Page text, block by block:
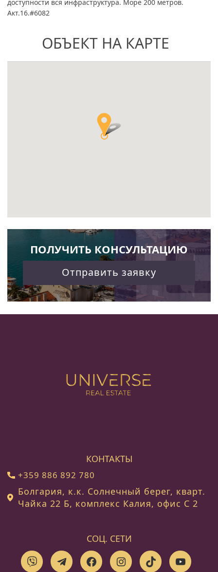
доступности вся инфраструктура. Море 200 метров.
Акт.16.#6082
ОБЪЕКТ НА КАРТЕ
ПОЛУЧИТЬ КОНСУЛЬТАЦИЮ
Отправить заявку
КОНТАКТЫ
+359 886 892 780
Болгария, к.к. Солнечный берег, кварт.
Чайка 22 Б, комплекс Калия, офис C 2
СОЦ. СЕТИ